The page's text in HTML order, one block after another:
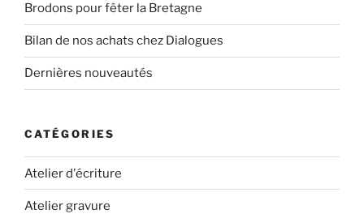
Brodons pour fêter la Bretagne
Bilan de nos achats chez Dialogues
Dernières nouveautés
CATÉGORIES
Atelier d'écriture
Atelier gravure